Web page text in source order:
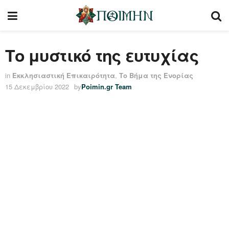
Το μυστικό της ευτυχίας
in Εκκλησιαστική Επικαιρότητα, Το Βήμα της Ενορίας
15 Δεκεμβρίου 2022 byPoimin.gr Team